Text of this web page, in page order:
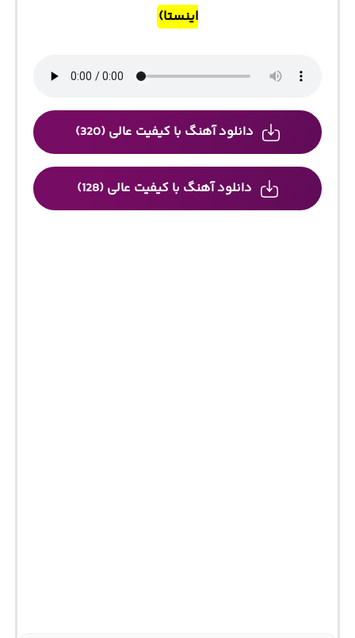
اینستا)
دانلود آهنگ با کیفیت عالی (320)
دانلود آهنگ با کیفیت عالی (128)